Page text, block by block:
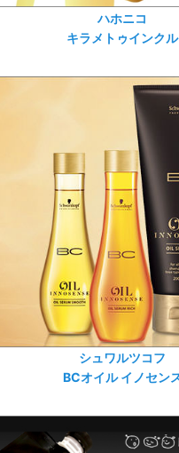
ハホニコ
キラメトゥインクル
シュワルツコフ
BCオイル イノセン